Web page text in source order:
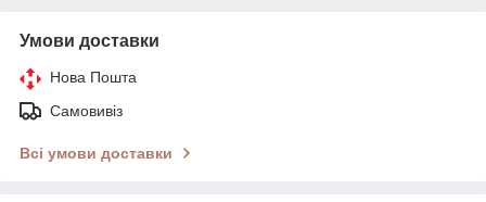
Умови доставки
Нова Пошта
Самовивіз
Всі умови доставки